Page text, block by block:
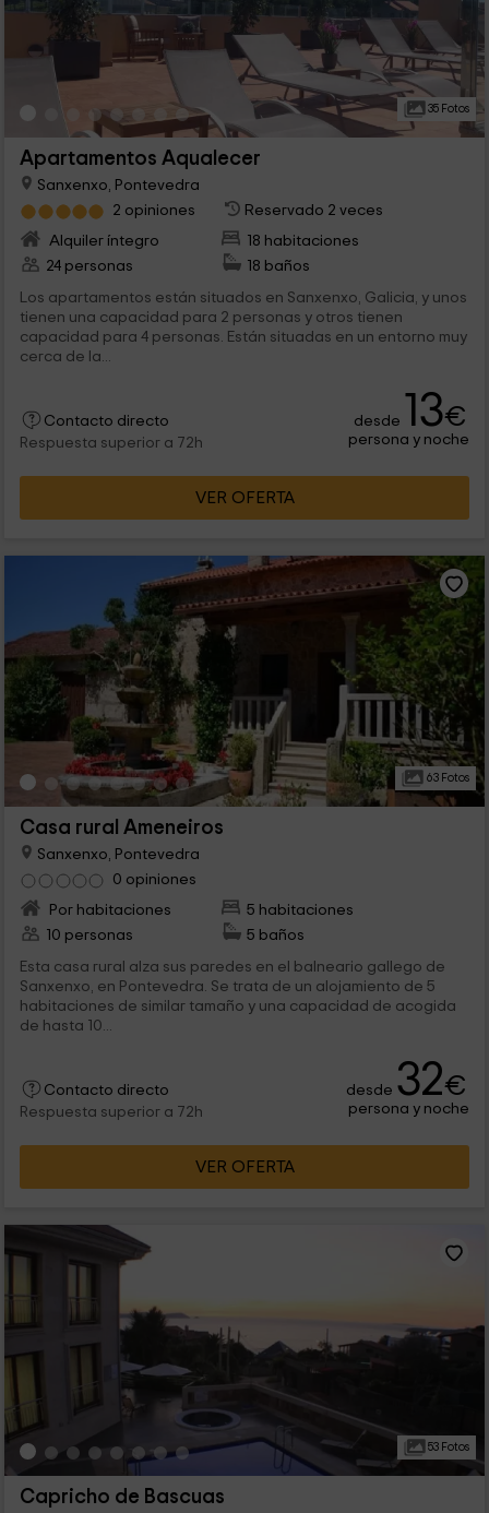
35 Fotos
Apartamentos Aqualecer
Sanxenxo, Pontevedra
2 opiniones
Reservado 2 veces
Alquiler íntegro
18 habitaciones
24 personas
18 baños
Los apartamentos están situados en Sanxenxo, Galicia, y unos
tienen una capacidad para 2 personas y otros tienen
capacidad para 4 personas. Están situadas en un entorno muy
cerca de la...
Contacto directo
Respuesta superior a 72h
desde 13€
persona y noche
VER OFERTA
63 Fotos
Casa rural Ameneiros
Sanxenxo, Pontevedra
0 opiniones
Por habitaciones
5 habitaciones
10 personas
5 baños
Esta casa rural alza sus paredes en el balneario gallego de
Sanxenxo, en Pontevedra. Se trata de un alojamiento de 5
habitaciones de similar tamaño y una capacidad de acogida
de hasta 10...
Contacto directo
Respuesta superior a 72h
desde 32€
persona y noche
VER OFERTA
53 Fotos
Capricho de Bascuas